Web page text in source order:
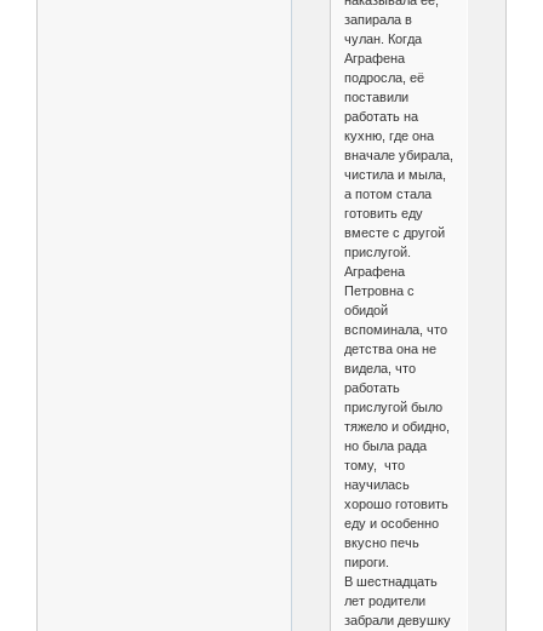
запирала в
чулан. Когда
Аграфена
подросла, её
поставили
работать на
кухню, где она
вначале убирала,
чистила и мыла,
а потом стала
готовить еду
вместе с другой
прислугой.
Аграфена
Петровна с
обидой
вспоминала, что
детства она не
видела, что
работать
прислугой было
тяжело и обидно,
но была рада
тому, что
научилась
хорошо готовить
еду и особенно
вкусно печь
пироги.
В шестнадцать
лет родители
забрали девушку